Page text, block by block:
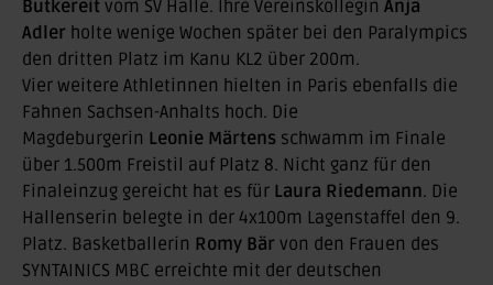
Butkereit vom SV Halle. Ihre Vereinskollegin Anja
Adler holte wenige Wochen später bei den Paralympics
den dritten Platz im Kanu KL2 über 200m.
Vier weitere Athletinnen hielten in Paris ebenfalls die
Fahnen Sachsen-Anhalts hoch. Die
Magdeburgerin Leonie Märtens schwamm im Finale
über 1.500m Freistil auf Platz 8. Nicht ganz für den
Finaleinzug gereicht hat es für Laura Riedemann. Die
Hallenserin belegte in der 4x100m Lagenstaffel den 9.
Platz. Basketballerin Romy Bär von den Frauen des
SYNTAINICS MBC erreichte mit der deutschen